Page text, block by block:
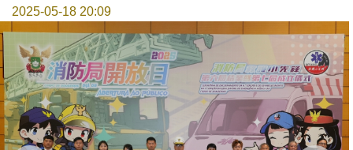
2025-05-18 20:09